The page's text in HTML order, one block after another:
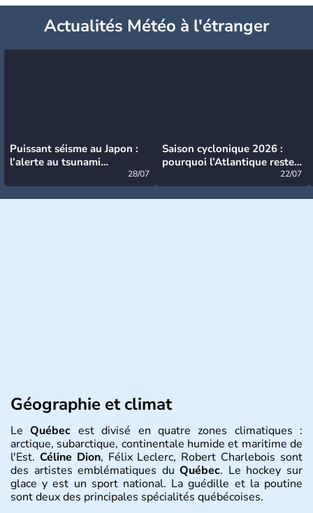
Actualités Météo à l'étranger
Puissant séisme au Japon :
l’alerte au tsunami
28/07
Saison cyclonique 2026 :
pourquoi l’Atlantique reste
22/07
Géographie et climat
LeQuébec est divisé en quatre zones climatiques :
arctique, subarctique, continentale humide et maritime de
l'Est. Céline Dion, Félix Leclerc, Robert Charlebois sont
des artistes emblématiques duQuébec. Le hockey sur
glace y est un sport national. La guédille et la poutine
sont deux des principales spécialités québécoises.